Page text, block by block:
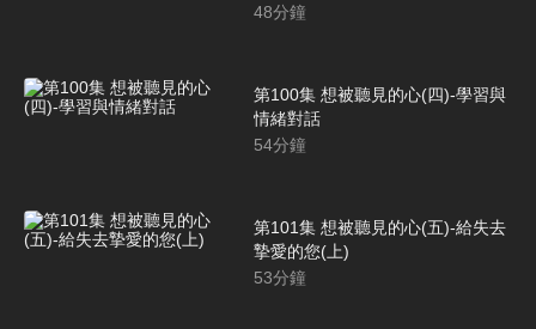
48分鐘
第100集 想被聽見的心(四)-學習與
情緒對話
54分鐘
第101集 想被聽見的心(五)-給失去
摯愛的您(上)
53分鐘